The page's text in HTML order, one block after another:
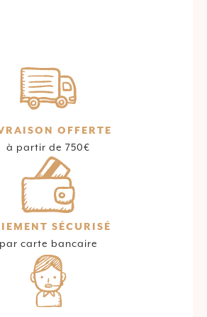
OFFERTE
à partir de 750€
SÉCURISÉ
par carte bancaire